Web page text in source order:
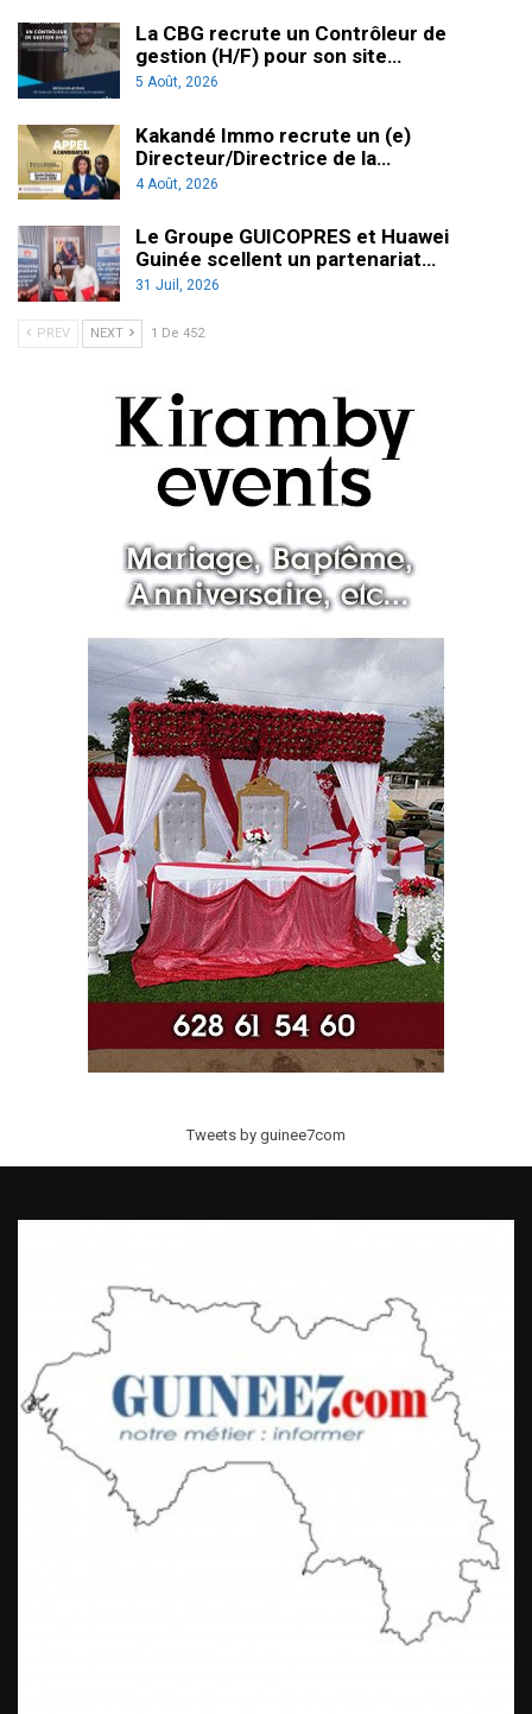
La CBG recrute un Contrôleur de
gestion (H/F) pour son site…
5 Août, 2026
Kakandé Immo recrute un (e)
Directeur/Directrice de la…
4 Août, 2026
Le Groupe GUICOPRES et Huawei
Guinée scellent un partenariat…
31 Juil, 2026
PREV NEXT 1 De 452
Tweets by guinee7com